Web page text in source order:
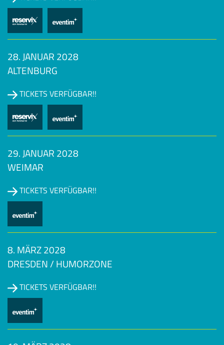
28. JANUAR 2028
ALTENBURG
TICKETS VERFÜGBAR!!
29. JANUAR 2028
WEIMAR
TICKETS VERFÜGBAR!!
8. MÄRZ 2028
DRESDEN / HUMORZONE
TICKETS VERFÜGBAR!!